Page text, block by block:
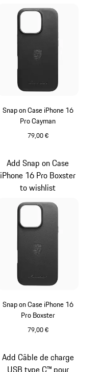
Snap on Case iPhone 16
Pro Cayman
79,00 €
Snap on Case iPhone 16
Pro Boxster
79,00 €
Add Snap on Case
iPhone 16 Pro Boxster
to wishlist
Add Câble de charge